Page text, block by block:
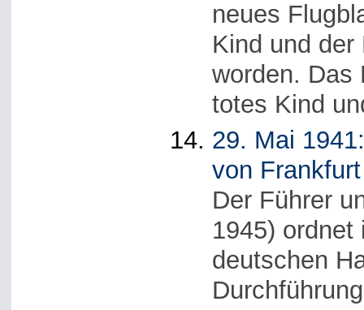
neues
Kind und der
worden. Das
totes Kind
29. Mai
von Frankfurt
Der Führer
1945) ordnet
deutschen